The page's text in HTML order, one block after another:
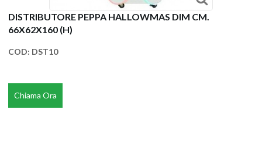
DISTRIBUTORE PEPPA HALLOWMAS DIM CM.
66X62X160 (H)
COD: DST10
Chiama Ora